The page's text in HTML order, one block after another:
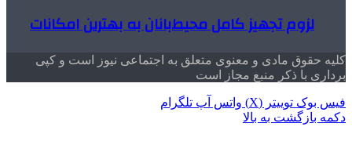
لزوم تجهیز کامل محیط‌بانان به بهترین امکانات
کلیه حقوق مادی و معنوی متعلق به اجتماعی نیوز است و کپی
برداری با ذکر منبع مجاز است
فیس بوک توییتر (X) واتس آپ تلگرام
دکمه بازگشت به بالا